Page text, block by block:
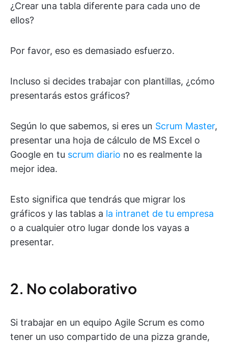
¿Crear una tabla diferente para cada uno de
ellos?
Por favor, eso es demasiado esfuerzo.
Incluso si decides trabajar con plantillas, ¿cómo
presentarás estos gráficos?
Según lo que sabemos, si eres un Scrum Master,
presentar una hoja de cálculo de MS Excel o
Google en tu scrum diario no es realmente la
mejor idea.
Esto significa que tendrás que migrar los
gráficos y las tablas a la intranet de tu empresa
o a cualquier otro lugar donde los vayas a
presentar.
2. No colaborativo
Si trabajar en un equipo Agile Scrum es como
tener un uso compartido de una pizza grande,